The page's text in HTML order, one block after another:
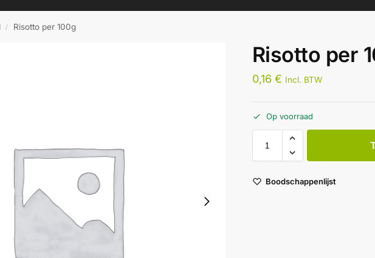
/ Risotto per 100g
Risotto per
0,16 € Incl. BTW
Op voorraad
Boodschappenlijst